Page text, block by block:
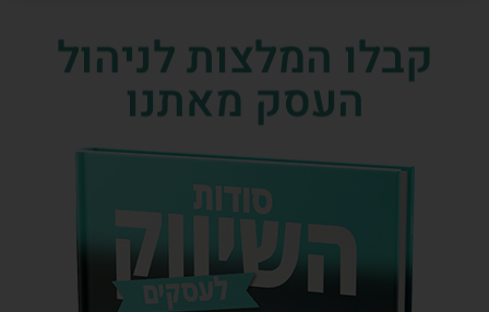
קבלו המלצות לניהול
העסק מאתנו